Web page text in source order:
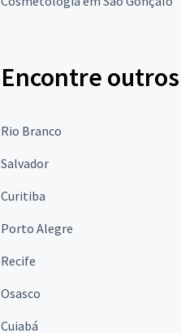
Encontre
Rio Branco
Salvador
Curitiba
Porto Alegre
Recife
Osasco
Cuiabá